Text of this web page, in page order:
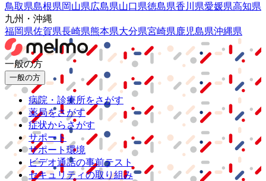
鳥取県島根県岡山県広島県山口県徳島県香川県愛媛県高知県
九州・沖縄
福岡県佐賀県長崎県熊本県大分県宮崎県鹿児島県沖縄県
一般の方
一般の方
病院・診療所をさがす
薬局をさがす
症状からさがす
サポート
サポート環境
ビデオ通話の事前テスト
セキュリティの取り組み